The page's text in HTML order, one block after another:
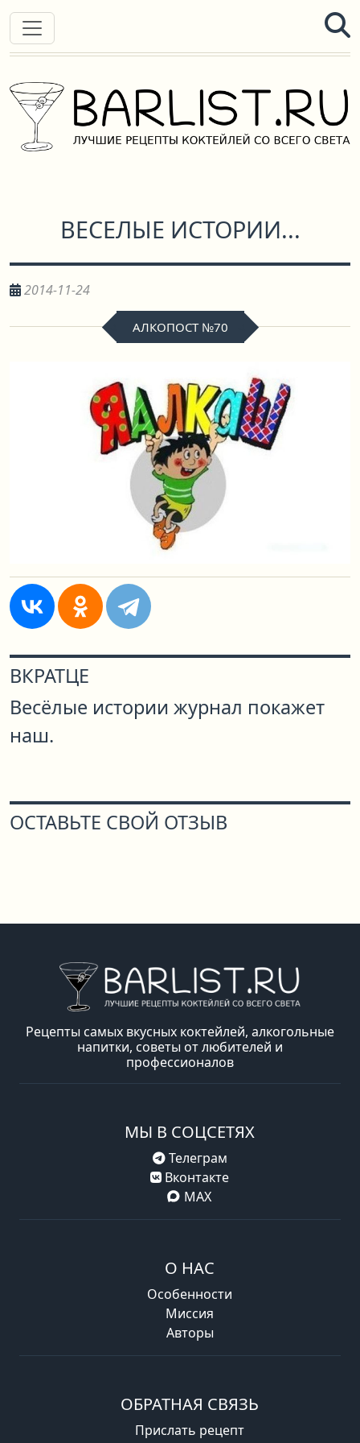
ВЕСЕЛЫЕ ИСТОРИИ...
2014-11-24
АЛКОПОСТ №70
ВКРАТЦЕ
Весёлые истории журнал покажет
наш.
ОСТАВЬТЕ СВОЙ ОТЗЫВ
Рецепты самых вкусных коктейлей, алкогольные
напитки, советы от любителей и
профессионалов
МЫ В СОЦСЕТЯХ
Телеграм
Вконтакте
MAX
О НАС
Особенности
Миссия
Авторы
ОБРАТНАЯ СВЯЗЬ
Прислать рецепт